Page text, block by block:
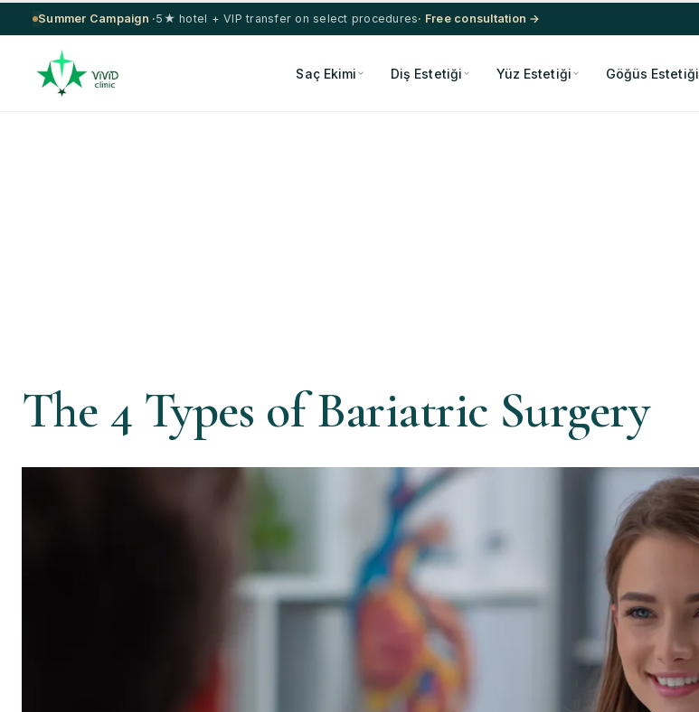
Summer Campaign ·5★ hotel + VIP transfer on select procedures· Free consultation →
Saç Ekimi Diş Estetiği Yüz Estetiği Göğüs Estetiği
The 4 Types of Bariatric Surgery